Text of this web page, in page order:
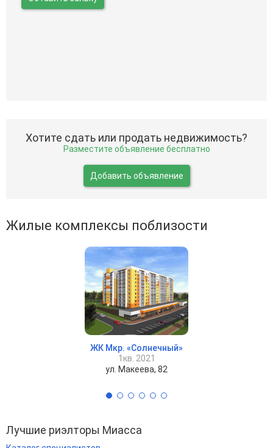
Хотите сдать или продать недвижимость?
Разместите объявление бесплатно
Добавить объявление
Жилые комплексы поблизости
ЖК Мкр. «Солнечный»
1кв. 2021
ул. Макеева, 82
Лучшие риэлторы Миасса